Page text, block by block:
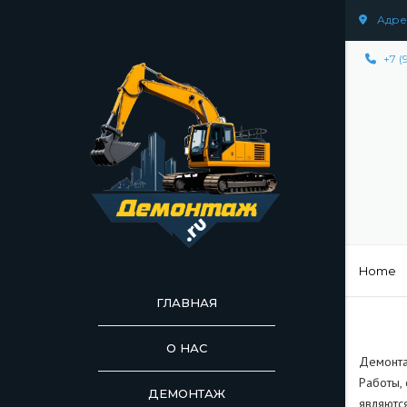
+7
ГЛАВНАЯ
О НАС
ДЕМОНТАЖ ДЕМОНТАЖ
Home
Работы,